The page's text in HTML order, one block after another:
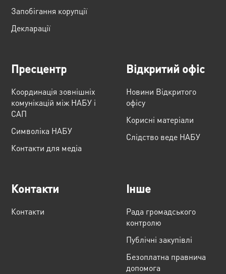
Запобігання корупції
Декларації
Пресцентр
Координація зовнішніх
комунікацій між НАБУ і
САП
Cимволіка НАБУ
Контакти для медіа
Відкритий офіс
Новини Відкритого
офісу
Корисні матеріали
Слідство веде НАБУ
Контакти
Контакти
Інше
Рада громадського
контролю
Публічні закупівлі
Безоплатна правнича
допомога